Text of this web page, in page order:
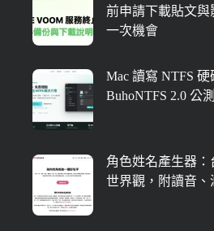
前申請下載貼文與
一次機會
Mac 讀寫 NTFS 硬
BuhoNTFS 2.0 公
角色姓名產生器
世界觀，附讀音